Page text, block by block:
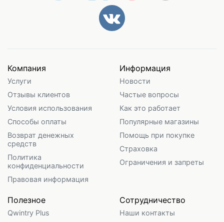
Компания
Услуги
Отзывы клиентов
Условия использования
Способы оплаты
Возврат денежных
средств
Политика
конфиденциальности
Правовая информация
Информация
Новости
Частые вопросы
Как это работает
Популярные магазины
Помощь при покупке
Страховка
Ограничения и запреты
Полезное
Qwintry Plus
Сотрудничество
Наши контакты